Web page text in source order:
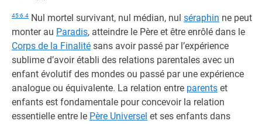
45:6.4 Nul mortel survivant, nul médian, nul séraphin ne peut
monter au Paradis, atteindre le Père et être enrôlé dans le
Corps de la Finalité sans avoir passé par l’expérience
sublime d’avoir établi des relations parentales avec un
enfant évolutif des mondes ou passé par une expérience
analogue ou équivalente. La relation entre parents et
enfants est fondamentale pour concevoir la relation
essentielle entre le Père Universel et ses enfants dans